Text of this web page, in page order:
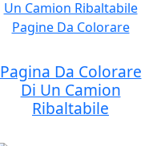
Pagina Da Colorare
Di Un Camion
Ribaltabile